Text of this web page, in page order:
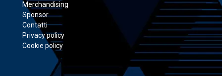
Merchandising
Sponsor
Contatti
Privacy policy
Cookie policy